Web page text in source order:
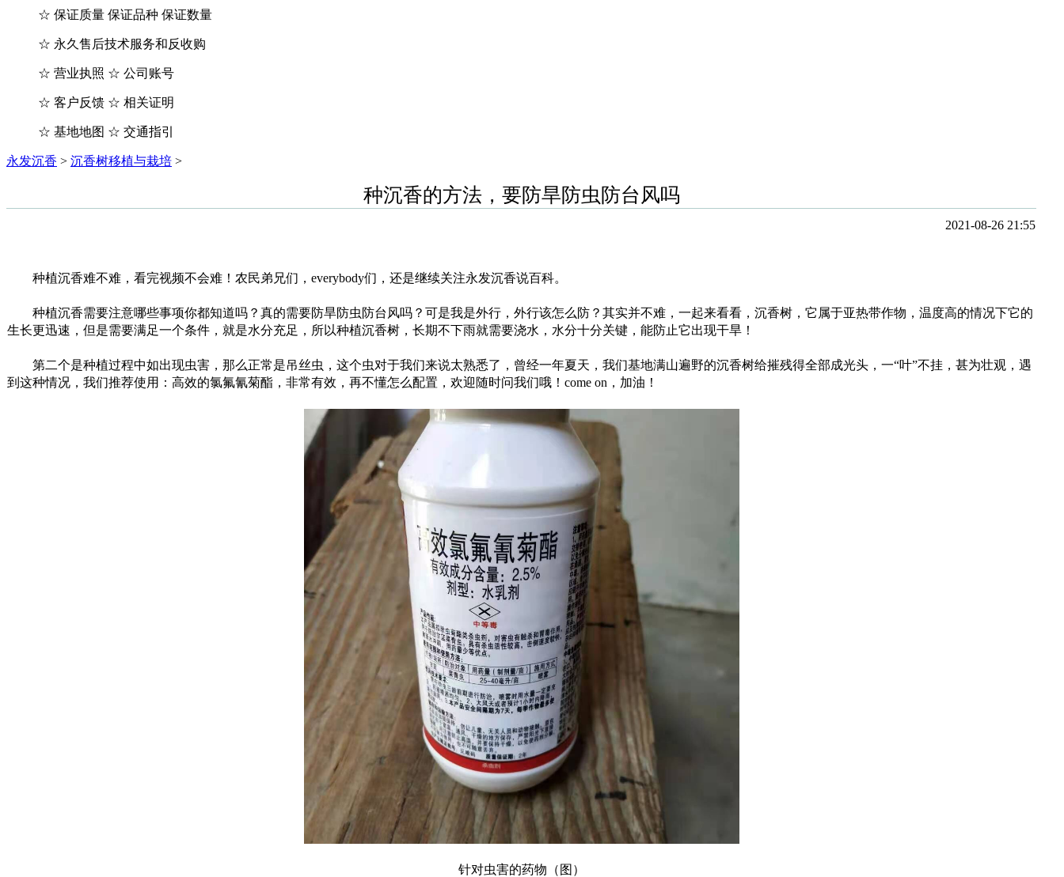
☆ 保证质量 保证品种 保证数量
☆ 永久售后技术服务和反收购
☆ 营业执照 ☆ 公司账号
☆ 客户反馈 ☆ 相关证明
☆ 基地地图 ☆ 交通指引
永发沉香 > 沉香树移植与栽培 >
种沉香的方法，要防旱防虫防台风吗
2021-08-26 21:55
种植沉香难不难，看完视频不会难！农民弟兄们，everybody们，还是继续关注永发沉香说百科。
种植沉香需要注意哪些事项你都知道吗？真的需要防旱防虫防台风吗？可是我是外行，外行该怎么防？其实并不难，一起来看看，沉香树，它属于亚热带作物，温度高的情况下它的
生长更迅速，但是需要满足一个条件，就是水分充足，所以种植沉香树，长期不下雨就需要浇水，水分十分关键，能防止它出现干旱！
第二个是种植过程中如出现虫害，那么正常是吊丝虫，这个虫对于我们来说太熟悉了，曾经一年夏天，我们基地满山遍野的沉香树给摧残得全部成光头，一“叶”不挂，甚为壮观，遇
到这种情况，我们推荐使用：高效的氯氟氰菊酯，非常有效，再不懂怎么配置，欢迎随时问我们哦！come on，加油！
针对虫害的药物（图）